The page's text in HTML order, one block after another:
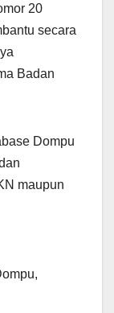
20
secara
Badan
Dompu
maupun